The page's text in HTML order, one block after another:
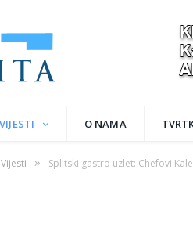
VIJESTI O NAMA
Vijesti » Splitski gastro uzlet: Chefovi